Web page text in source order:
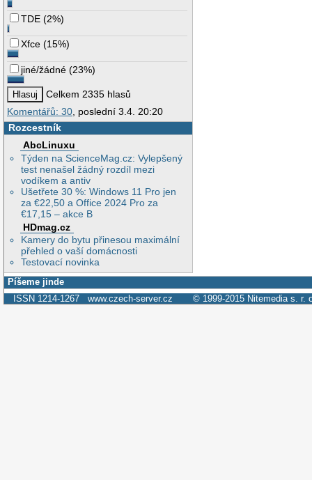
TDE (2%)
Xfce (15%)
jiné/žádné (23%)
Celkem 2335 hlasů
Komentářů: 30, poslední 3.4. 20:20
Rozcestník
AbcLinuxu
Týden na ScienceMag.cz: Vylepšený
test nenašel žádný rozdíl mezi
vodíkem a antiv
Ušetřete 30 %: Windows 11 Pro jen
za €22,50 a Office 2024 Pro za
€17,15 – akce B
HDmag.cz
Kamery do bytu přinesou maximální
přehled o vaší domácnosti
Testovací novinka
Píšeme jinde
ISSN 1214-1267 www.czech-server.cz © 1999-2015 Nitemedia s. r.